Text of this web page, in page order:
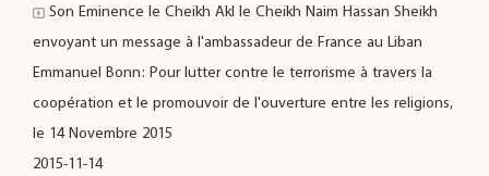
Son Eminence le Cheikh Akl le Cheikh Naim Hassan Sheikh
envoyant un message à l'ambassadeur de France au Liban
Emmanuel Bonn: Pour lutter contre le terrorisme à travers la
coopération et le promouvoir de l'ouverture entre les religions,
le 14 Novembre 2015
2015-11-14